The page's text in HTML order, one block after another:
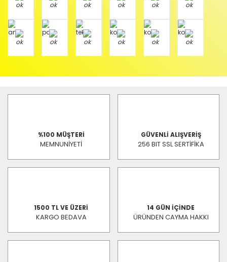
%100 MÜŞTERİ
MEMNUNİYETİ
GÜVENLİ ALIŞVERİŞ
256 BIT SSL SERTİFİKA
1500 TL VE ÜZERİ
KARGO BEDAVA
14 GÜN İÇİNDE
ÜRÜNDEN CAYMA HAKKI